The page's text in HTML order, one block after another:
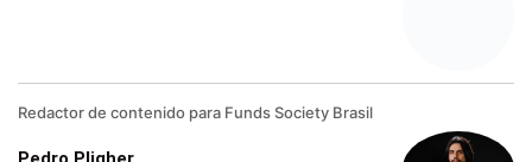
Redactor de contenido para Funds Society Brasil